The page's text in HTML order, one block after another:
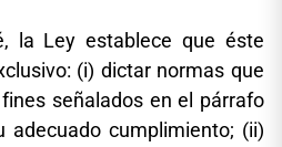
la Ley establece que éste
(i) dictar normas que
señalados en el párrafo
adecuado cumplimiento; (ii)